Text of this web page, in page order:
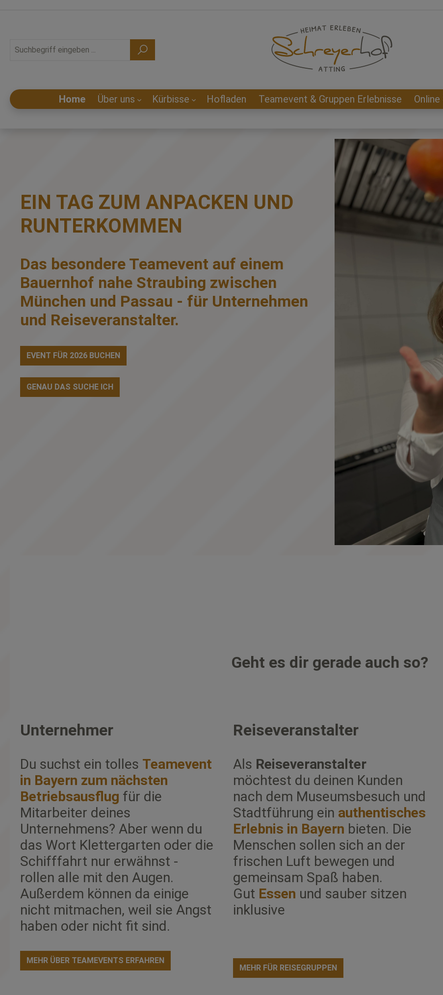
Home Über uns Kürbisse Hofladen Teamevent & Gruppen Erlebnisse
EIN TAG ZUM ANPACKEN UND
RUNTERKOMMEN
Das besondere Teamevent auf einem
Bauernhof nahe Straubing zwischen
München und Passau - für Unternehmen
und Reiseveranstalter.
EVENT FÜR 2026 BUCHEN
GENAU DAS SUCHE ICH
Geht es dir gerade auch so?
Unternehmer
Du suchst ein tolles Teamevent
in Bayern zum nächsten
Betriebsausflug für die
Mitarbeiter deines
Unternehmens? Aber wenn du
das Wort Klettergarten oder die
Schifffahrt nur erwähnst -
rollen alle mit den Augen.
Außerdem können da einige
nicht mitmachen, weil sie Angst
haben oder nicht fit sind.
MEHR ÜBER TEAMEVENTS ERFAHREN
Reiseveranstalter
Als Reiseveranstalter
möchtest du deinen Kunden
nach dem Museumsbesuch und
Stadtführung ein authentisches
Erlebnis in Bayern bieten. Die
Menschen sollen sich an der
frischen Luft bewegen und
gemeinsam Spaß haben.
Gut Essen und sauber sitzen
inklusive
MEHR FÜR REISEGRUPPEN